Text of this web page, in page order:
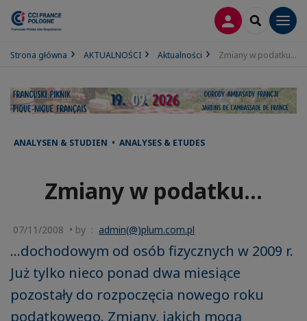
LOGOWANIE
SEARCH
Strona główna AKTUALNOŚCI Aktualności Zmiany w podatku...
ANALYSEN & STUDIEN • ANALYSES & ETUDES
Zmiany w podatku...
07/11/2008 • by : admin(@)plum.com.pl
...dochodowym od osób fizycznych w 2009 r.
Już tylko nieco ponad dwa miesiące
pozostały do rozpoczęcia nowego roku
podatkowego. Zmiany, jakich mogą